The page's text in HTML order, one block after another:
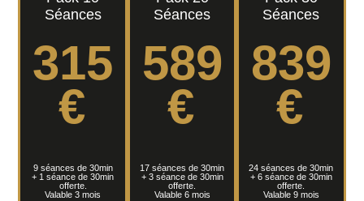
Séances
315
€
9 séances de 30min
+ 1 séance de 30min
offerte.
Valable 3 mois
Séances
589
€
17 séances de 30min
+ 3 séance de 30min
offerte.
Valable 6 mois
Séances
839
€
24 séances de 30min
+ 6 séance de 30min
offerte.
Valable 9 mois